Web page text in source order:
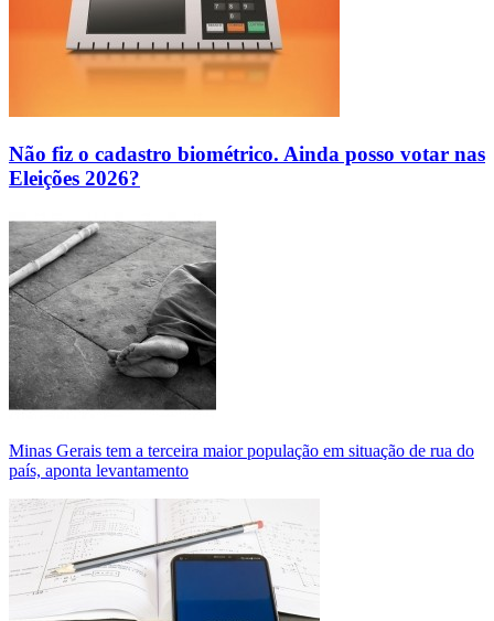
Não fiz o cadastro biométrico. Ainda posso votar nas
Eleições 2026?
Minas Gerais tem a terceira maior população em situação de rua do
país, aponta levantamento